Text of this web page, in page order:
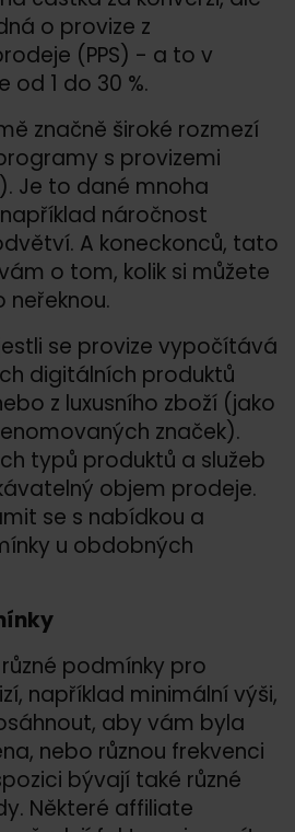
o provize z
(PPS) - a to v
od 1 do 30 %.
značně široké rozmezí
s provizemi
Je to dané mnoha
náročnost
A koneckonců, tato
o tom, kolik si můžete
se provize vypočítává
digitálních produktů
z luxusního zboží (jako
značek).
typů produktů a služeb
objem prodeje.
se s nabídkou a
u obdobných
podmínky pro
například minimální výši,
aby vám byla
nebo různou frekvenci
bývají také různé
Některé affiliate